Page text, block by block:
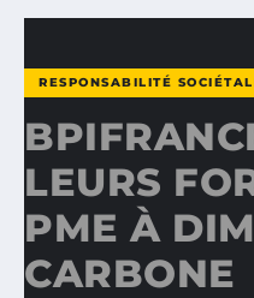
RESPONSABILITÉ
LEURS
PME À
CARBONE